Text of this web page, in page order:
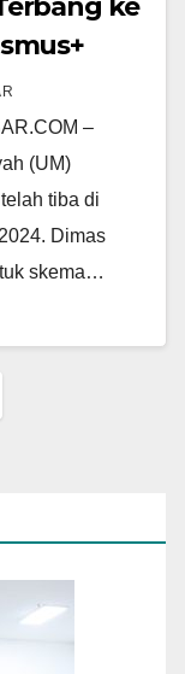
ke
–
(UM)
tiba di
Dimas
skema…